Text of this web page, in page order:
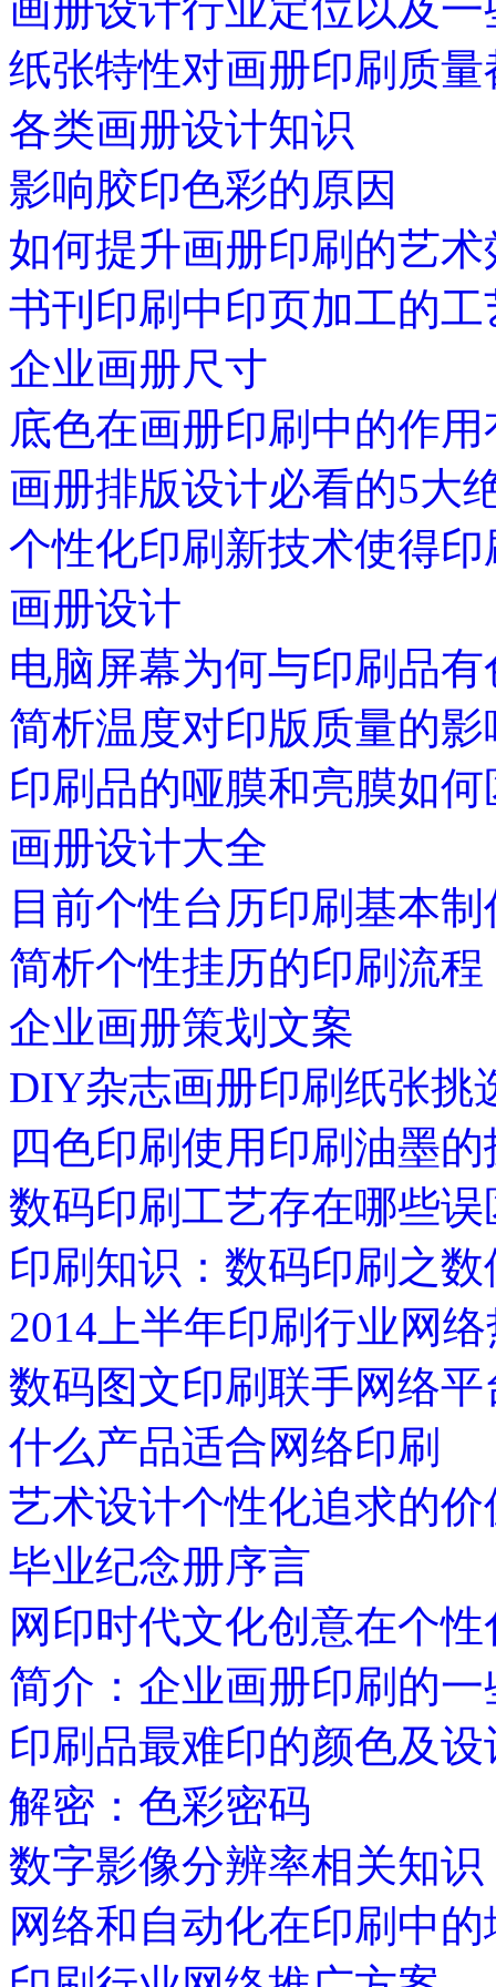
画册设计行业定位以及
纸张特性对画册印刷质
各类画册设计知识
影响胶印色彩的原因
如何提升画册印刷的艺术
书刊印刷中印页加工的工
企业画册尺寸
底色在画册印刷中的作
画册排版设计必看的5大
个性化印刷新技术使得
画册设计
电脑屏幕为何与印刷品有
简析温度对印版质量的影
印刷品的哑膜和亮膜如何
画册设计大全
目前个性台历印刷基本
简析个性挂历的印刷流程
企业画册策划文案
DIY杂志画册印刷纸张挑
四色印刷使用印刷油墨的
数码印刷工艺存在哪些误
印刷知识：数码印刷之
2014上半年印刷行业网
数码图文印刷联手网络
什么产品适合网络印刷
艺术设计个性化追求的
毕业纪念册序言
网印时代文化创意在个
简介：企业画册印刷的一
印刷品最难印的颜色及设
解密：色彩密码
数字影像分辨率相关知识
网络和自动化在印刷中的